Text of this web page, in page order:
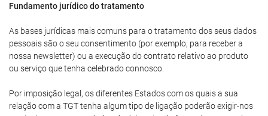
Fundamento jurídico do tratamento
As bases jurídicas mais comuns para o tratamento dos seus dados
pessoais são o seu consentimento (por exemplo, para receber a
nossa newsletter) ou a execução do contrato relativo ao produto
ou serviço que tenha celebrado connosco.
Por imposição legal, os diferentes Estados com os quais a sua
relação com a TGT tenha algum tipo de ligação poderão exigir-nos